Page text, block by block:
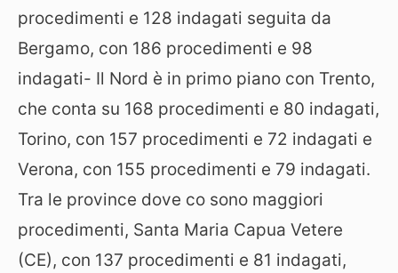
procedimenti e 128 indagati seguita da
Bergamo, con 186 procedimenti e 98
indagati- Il Nord è in primo piano con Trento,
che conta su 168 procedimenti e 80 indagati,
Torino, con 157 procedimenti e 72 indagati e
Verona, con 155 procedimenti e 79 indagati.
Tra le province dove co sono maggiori
procedimenti, Santa Maria Capua Vetere
(CE), con 137 procedimenti e 81 indagati,